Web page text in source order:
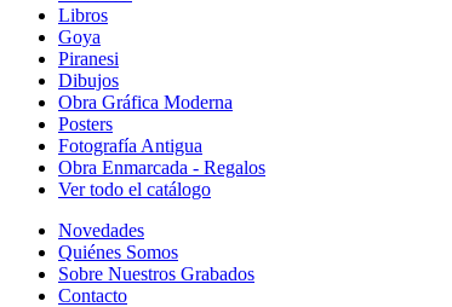
Libros
Goya
Piranesi
Dibujos
Obra Gráfica Moderna
Posters
Fotografía Antigua
Obra Enmarcada - Regalos
Ver todo el catálogo
Novedades
Quiénes Somos
Sobre Nuestros Grabados
Contacto